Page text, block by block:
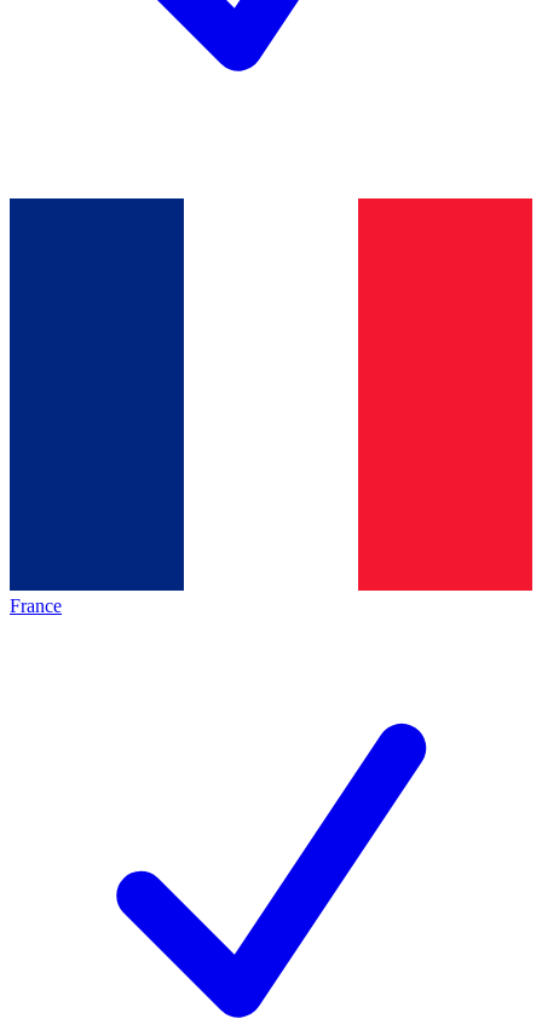
France